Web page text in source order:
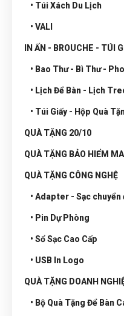
• Túi Xách Du Lịch
• VALI
IN ẤN - BROUCHE - TÚI
• Bao Thư - Bì Thư -
• Lịch Để Bàn - Lịch
• Túi Giấy - Hộp Quà
QUÀ TẶNG 20/10
QUÀ TẶNG BẢO HIỂM
QUÀ TẶNG CÔNG NGHỆ
• Adapter - Sạc chuyển
• Pin Dự Phòng
• Sổ Sạc Cao Cấp
• USB In Logo
QUÀ TẶNG DOANH
• Bộ Quà Tặng Để Bàn